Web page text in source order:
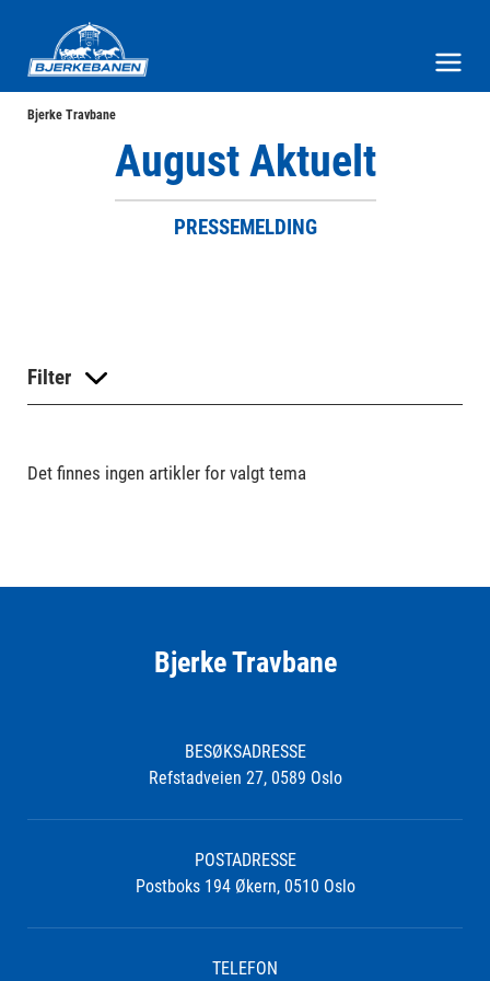
Bjerke Travbane
August Aktuelt
PRESSEMELDING
Filter
Det finnes ingen artikler for valgt tema
Bjerke Travbane
BESØKSADRESSE
Refstadveien 27, 0589 Oslo
POSTADRESSE
Postboks 194 Økern, 0510 Oslo
TELEFON